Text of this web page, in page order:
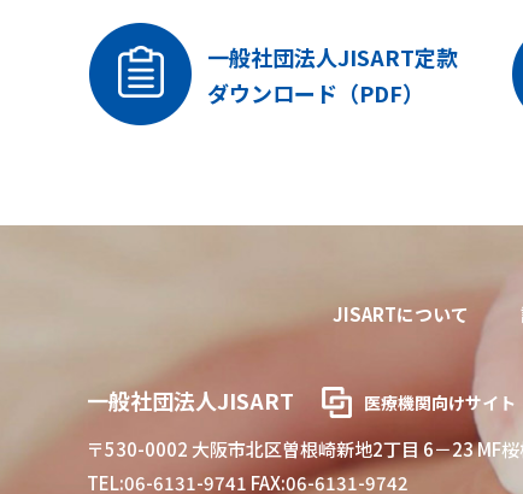
一般社団法人JISART定款
ダウンロード（PDF）
JISARTについて
一般社団法人JISART 医療機関向けサイト
〒530-0002 大阪市北区曽根崎新地2丁目 6－23 MF
TEL:06-6131-9741 FAX:06-6131-9742